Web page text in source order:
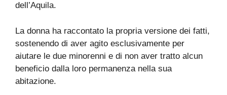
dell’Aquila.
La donna ha raccontato la propria versione dei fatti,
sostenendo di aver agito esclusivamente per
aiutare le due minorenni e di non aver tratto alcun
beneficio dalla loro permanenza nella sua
abitazione.